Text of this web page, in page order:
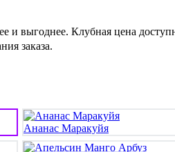
и выгоднее. Клубная цена
заказа.
Ананас Маракуйя